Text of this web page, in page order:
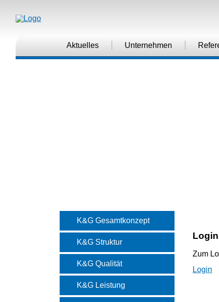
Aktuelles | Unternehmen |
K&G Gesamtkonzept
K&G Struktur
K&G Qualität
K&G Leistung
Login
Zum
Login